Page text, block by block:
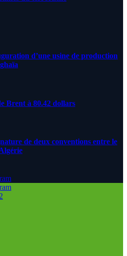
d’une usine de production
Brent à 80.42 dollars
de deux conventions entre le